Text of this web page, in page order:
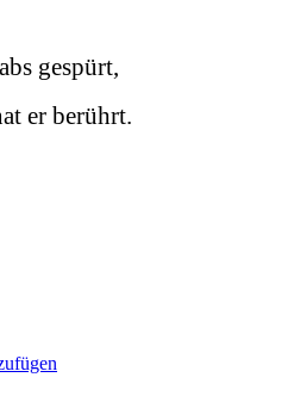
gespürt,
er berührt.